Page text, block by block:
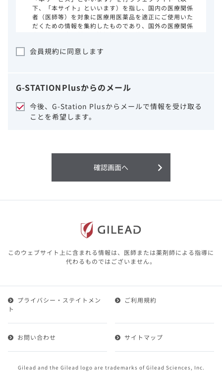
下、「本サイト」といいます）を指し、国内の医療関係
者（医師等）を対象に医療用医薬品を適正にご使用いた
だくための情報を集約したものであり、国外の医療関係
事項をご熟読いただき、同意された場合のみご利用くだ
ギリアドは、本サイトのコンテンツについて
細心の注意を払い、正確かつ最新の情報を提
供するように努力をしておりますが、正確
性、確実性、妥当性、有用性、ご利用になら
利用することまたは利用できなかったことよ
り生じる損害については一切の責任を負いか
含む）の情報は、その製品またはその製品の
本サイト内の情報は、医師その他医療関係者
が行なうべきアドバイスやサービスを提供す
るものではありません。本サイトに表示され
ている情報は、決して、医師その他医療関係
1.会員とは、医療関係者の方で、本サービスの利用規約
ービスに登録を申し込みギリアドがこれを承認した方を
いいます。
けることができます。
会員規約に同意します
G-STATIONPlusからのメール
今後、G-Station Plusからメールで情報を受け取る
ことを希望します。
確認画面へ
このウェブサイト上に含まれる情報は、医師または薬剤師による指導に
代わるものではございません。
Gilead and the Gilead logo are trademarks of Gilead Sciences, Inc.
プライバシー・ステイトメン
ト
ご利用規約
お問い合わせ サイトマップ